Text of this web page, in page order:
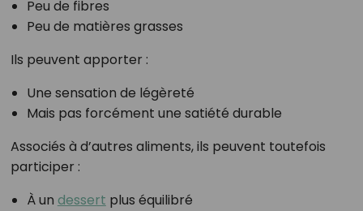
Peu de fibres
Peu de matières grasses
Ils peuvent apporter :
Une sensation de légèreté
Mais pas forcément une satiété durable
Associés à d’autres aliments, ils peuvent toutefois
participer :
À un dessert plus équilibré